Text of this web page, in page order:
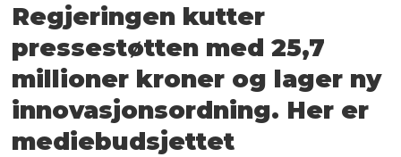
Regjeringen kutter
pressestøtten med 25,7
millioner kroner og lager ny
innovasjonsordning. Her er
mediebudsjettet